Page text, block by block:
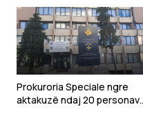
Prokuroria Speciale ngre
aktakuzë ndaj 20